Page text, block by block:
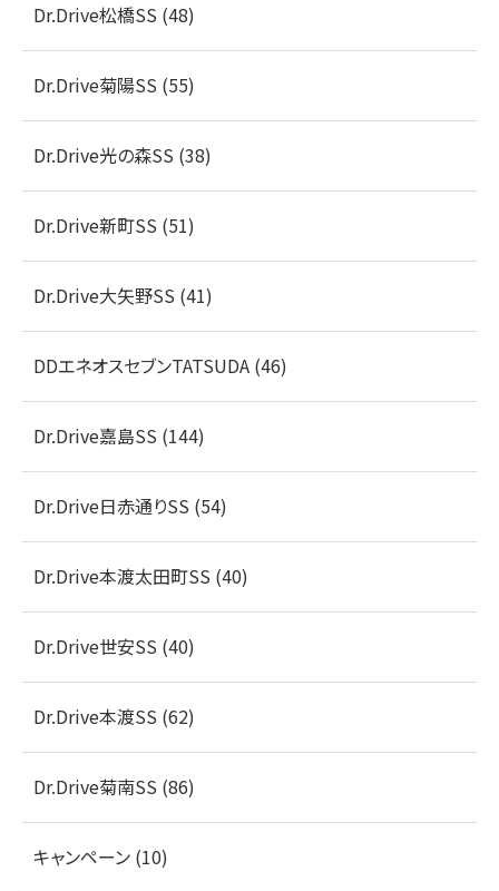
Dr.Drive松橋SS (48)
Dr.Drive菊陽SS (55)
Dr.Drive光の森SS (38)
Dr.Drive新町SS (51)
Dr.Drive大矢野SS (41)
DDエネオスセブンTATSUDA (46)
Dr.Drive嘉島SS (144)
Dr.Drive日赤通りSS (54)
Dr.Drive本渡太田町SS (40)
Dr.Drive世安SS (40)
Dr.Drive本渡SS (62)
Dr.Drive菊南SS (86)
キャンペーン (10)